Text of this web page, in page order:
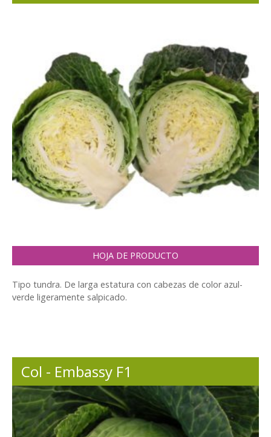
HOJA DE PRODUCTO
Tipo tundra. De larga estatura con cabezas de color azul-
verde ligeramente salpicado.
Col - Embassy F1